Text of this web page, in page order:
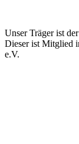
Unser Träger ist
Dieser ist Mitglied
e.V.